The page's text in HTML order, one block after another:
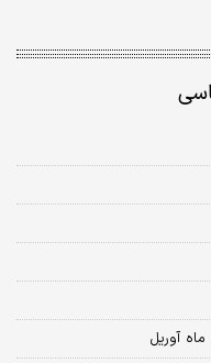
آوریل